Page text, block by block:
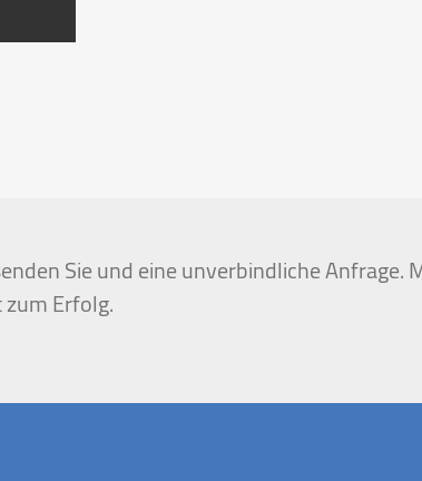
Sie und eine unverbindliche Anfrage.
Erfolg.